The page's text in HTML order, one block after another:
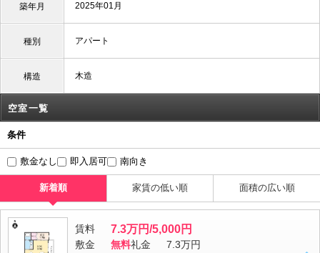
築年月 2025年01月
種別 アパート
構造 木造
空室一覧
条件
敷金なし 即入居可 南向き
新着順 家賃の低い順 面積の広い順
賃料 7.3万円/5,000円
敷金 無料礼金
7.3万円